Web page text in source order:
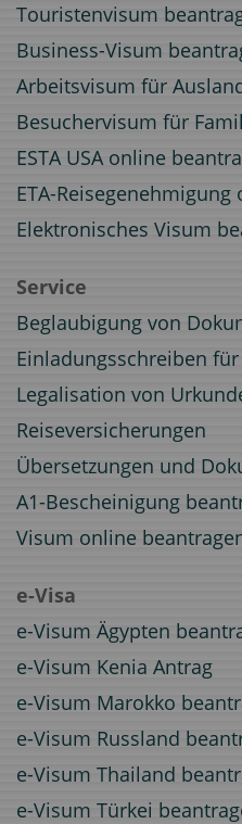
Touristenvisum
Business-Visum
Arbeitsvisum für
Besuchervisum für
ESTA USA online
ETA-
Elektronisches Visum
Service
Beglaubigung von
Einladungsschreiben
Legalisation von
Reiseversicherungen
Übersetzungen und
A1-Bescheinigung
Visum online
e-Visa
e-Visum Ägypten
e-Visum Kenia Antrag
e-Visum Marokko
e-Visum Russland
e-Visum Thailand
e-Visum Türkei